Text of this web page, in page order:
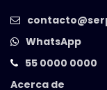
WhatsApp
55 0000 0000
Acerca de